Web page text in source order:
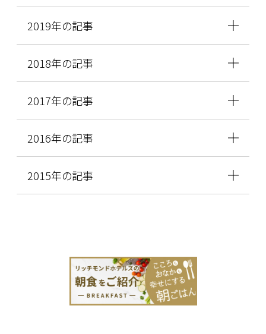
2019年の記事
2018年の記事
2017年の記事
2016年の記事
2015年の記事